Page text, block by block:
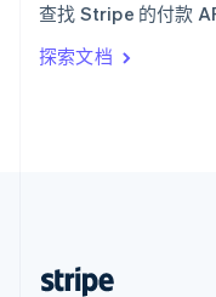
查找 Stripe 的付款
探索文档
ItalianoEnglish
印度
English